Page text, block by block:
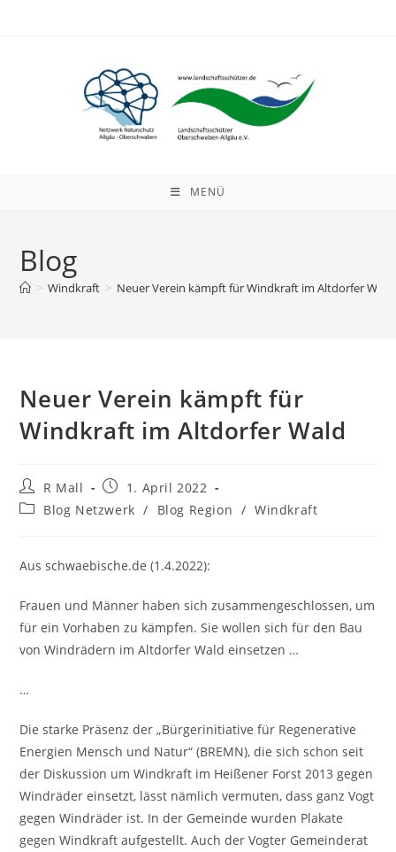
MENÜ
Blog
> Windkraft > Neuer Verein kämpft für Windkraft im Altdorfer Wald
Neuer Verein kämpft für
Windkraft im Altdorfer Wald
Beitrags-
Autor:
R Mall
Beitrag
veröffentlicht:
1. April 2022
Beitrags-
Blog Netzwerk / Blog Region / Windkraft
Aus schwaebische.de (1.4.2022):
Frauen und Männer haben sich zusammengeschlossen, um
für ein Vorhaben zu kämpfen. Sie wollen sich für den Bau
von Windrädern im Altdorfer Wald einsetzen …
…
Die starke Präsenz der „Bürgerinitiative für Regenerative
Energien Mensch und Natur“ (BREMN), die sich schon seit
der Diskussion um Windkraft im Heißener Forst 2013 gegen
Windräder einsetzt, lässt nämlich vermuten, dass ganz Vogt
gegen Windräder ist. In der Gemeinde wurden Plakate
gegen Windkraft aufgestellt. Auch der Vogter Gemeinderat